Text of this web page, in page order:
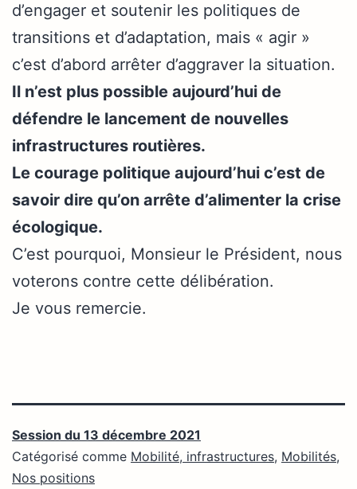
d’engager et soutenir les politiques de
transitions et d’adaptation, mais « agir »
c’est d’abord arrêter d’aggraver la situation.
Il n’est plus possible aujourd’hui de
défendre le lancement de nouvelles
infrastructures routières.
Le courage politique aujourd’hui c’est de
savoir dire qu’on arrête d’alimenter la crise
écologique.
C’est pourquoi, Monsieur le Président, nous
voterons contre cette délibération.
Je vous remercie.
Session du 13 décembre 2021
Catégorisé comme Mobilité, infrastructures, Mobilités,
Nos positions